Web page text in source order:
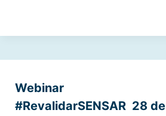
Webinar
#RevalidarSENSAR 28 de